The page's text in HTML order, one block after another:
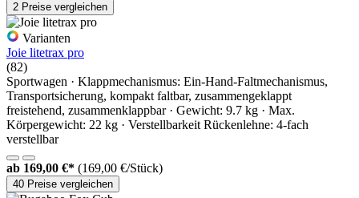
2 Preise vergleichen
Varianten
Joie litetrax pro
(82)
Sportwagen · Klappmechanismus: Ein-Hand-Faltmechanismus,
Transportsicherung, kompakt faltbar, zusammengeklappt
freistehend, zusammenklappbar · Gewicht: 9.7 kg · Max.
Körpergewicht: 22 kg · Verstellbarkeit Rückenlehne: 4-fach
verstellbar
ab 169,00 €* (169,00 €/Stück)
40 Preise vergleichen